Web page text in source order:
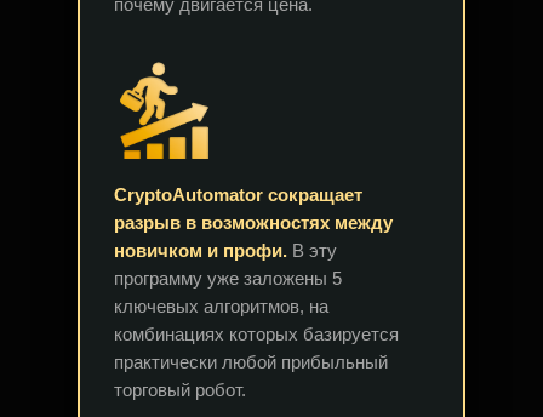
почему двигается цена.
CryptoAutomator сокращает
разрыв в возможностях между
новичком и профи. В эту
программу уже заложены 5
ключевых алгоритмов, на
комбинациях которых базируется
практически любой прибыльный
торговый робот.